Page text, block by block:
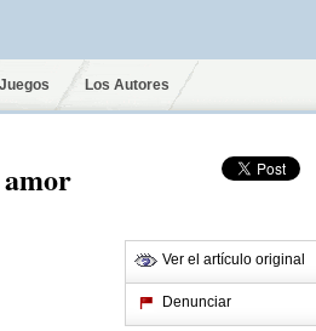
Juegos Los Autores
Ver el artículo original
Denunciar